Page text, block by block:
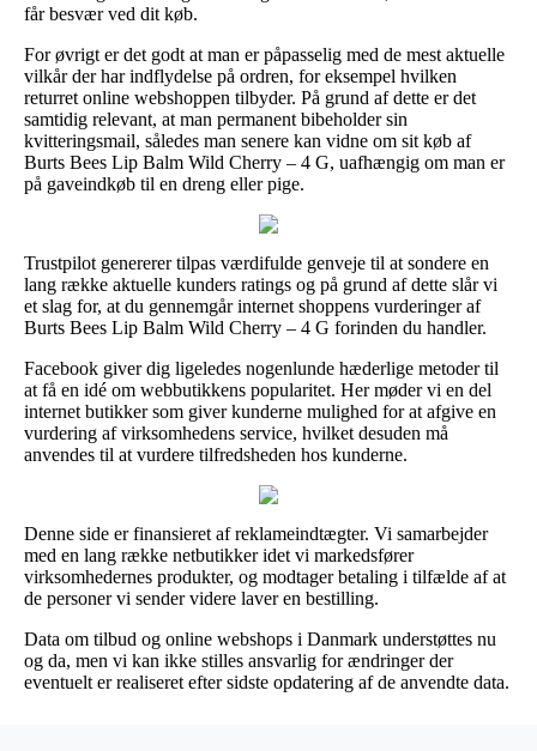
får besvær ved dit køb.
For øvrigt er det godt at man er påpasselig med de mest aktuelle
vilkår der har indflydelse på ordren, for eksempel hvilken
returret online webshoppen tilbyder. På grund af dette er det
samtidig relevant, at man permanent bibeholder sin
kvitteringsmail, således man senere kan vidne om sit køb af
Burts Bees Lip Balm Wild Cherry – 4 G, uafhængig om man er
på gaveindkøb til en dreng eller pige.
Trustpilot genererer tilpas værdifulde genveje til at sondere en
lang række aktuelle kunders ratings og på grund af dette slår vi
et slag for, at du gennemgår internet shoppens vurderinger af
Burts Bees Lip Balm Wild Cherry – 4 G forinden du handler.
Facebook giver dig ligeledes nogenlunde hæderlige metoder til
at få en idé om webbutikkens popularitet. Her møder vi en del
internet butikker som giver kunderne mulighed for at afgive en
vurdering af virksomhedens service, hvilket desuden må
anvendes til at vurdere tilfredsheden hos kunderne.
Denne side er finansieret af reklameindtægter. Vi samarbejder
med en lang række netbutikker idet vi markedsfører
virksomhedernes produkter, og modtager betaling i tilfælde af at
de personer vi sender videre laver en bestilling.
Data om tilbud og online webshops i Danmark understøttes nu
og da, men vi kan ikke stilles ansvarlig for ændringer der
eventuelt er realiseret efter sidste opdatering af de anvendte data.